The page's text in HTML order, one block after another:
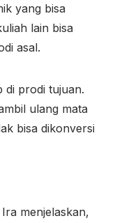
yang bisa
lain bisa
asal.
di prodi tujuan.
ulang mata
bisa dikonversi
menjelaskan,